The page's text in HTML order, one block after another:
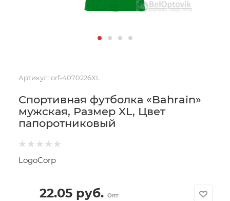
Артикул: orf-4070226XL
Спортивная футболка «Bahrain»
мужская, Размер XL, Цвет
папоротниковый
LogoCorp
22.05руб. Опт